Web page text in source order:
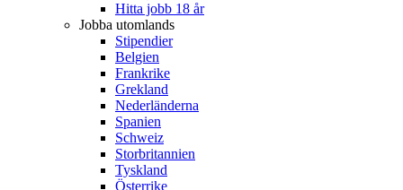
Hitta jobb 18 år
Jobba utomlands
Stipendier
Belgien
Frankrike
Grekland
Nederländerna
Spanien
Schweiz
Storbritannien
Tyskland
Österrike